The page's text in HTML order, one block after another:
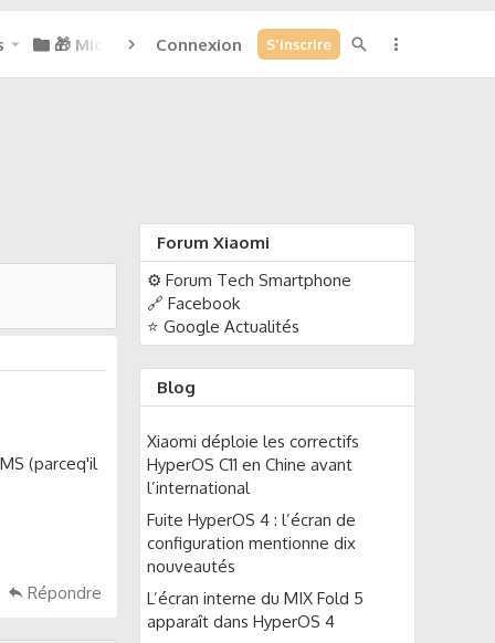
🎁 Micoins : 0Connexion S'inscrire
(parceq'il
Répondre
Forum Xiaomi
⚙️ Forum Tech Smartphone
🔗 Facebook
⭐ Google Actualités
Blog
Xiaomi déploie les correctifs
HyperOS C11 en Chine avant
l’international
Fuite HyperOS 4 : l’écran de
configuration mentionne dix
nouveautés
L’écran interne du MIX Fold 5
apparaît dans HyperOS 4